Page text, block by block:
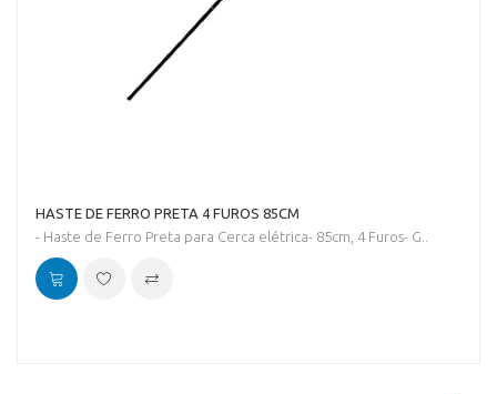
HASTE DE FERRO PRETA 4 FUROS 85CM
- Haste de Ferro Preta para Cerca elétrica- 85cm, 4 Furos- G..